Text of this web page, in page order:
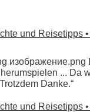
und Reisetipps
... Da
Danke.“
und Reisetipps